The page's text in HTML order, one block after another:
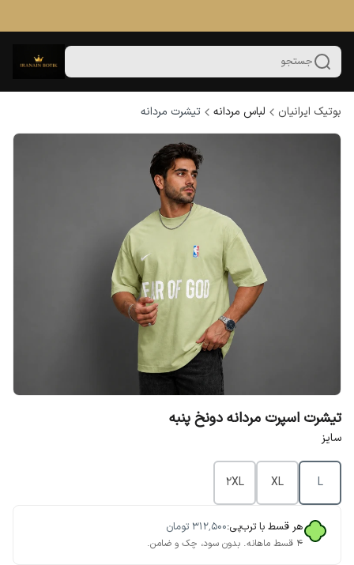
جستجو
بوتیک ایرانیان لباس مردانه تیشرت مردانه
تیشرت اسپرت مردانه دونخ پنبه
سایز
L
XL
2XL
هر قسط با ترب‌پی:۳۱۲٬۵۰۰ تومان
۴ قسط ماهانه. بدون سود، چک و ضامن.